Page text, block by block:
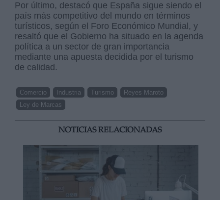
Por último, destacó que España sigue siendo el
país más competitivo del mundo en términos
turísticos, según el Foro Económico Mundial, y
resaltó que el Gobierno ha situado en la agenda
política a un sector de gran importancia
mediante una apuesta decidida por el turismo
de calidad.
Comercio Industria Turismo
Reyes Maroto
Ley de Marcas
NOTICIAS RELACIONADAS